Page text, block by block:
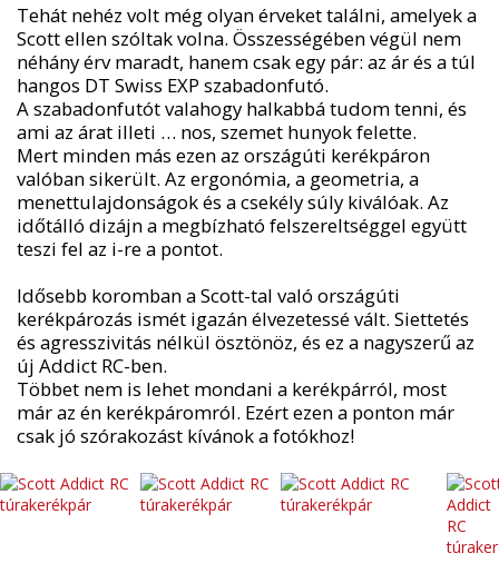
Tehát nehéz volt még olyan érveket találni, amelyek a
Scott ellen szóltak volna. Összességében végül nem
néhány érv maradt, hanem csak egy pár: az ár és a túl
hangos DT Swiss EXP szabadonfutó.
A szabadonfutót valahogy halkabbá tudom tenni, és
ami az árat illeti … nos, szemet hunyok felette.
Mert minden más ezen az országúti kerékpáron
valóban sikerült. Az ergonómia, a geometria, a
menettulajdonságok és a csekély súly kiválóak. Az
időtálló dizájn a megbízható felszereltséggel együtt
teszi fel az i-re a pontot.
Idősebb koromban a Scott-tal való országúti
kerékpározás ismét igazán élvezetessé vált. Siettetés
és agresszivitás nélkül ösztönöz, és ez a nagyszerű az
új Addict RC-ben.
Többet nem is lehet mondani a kerékpárról, most
már az én kerékpáromról. Ezért ezen a ponton már
csak jó szórakozást kívánok a fotókhoz!